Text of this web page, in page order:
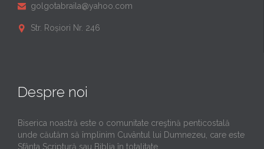
 golgotabraila@yahoo.com
 Str. Roșiori Nr. 246
Despre noi
Biserica noastră este o comunitate creştină penticostală
unde căutăm să împlinim Cuvântul lui Dumnezeu, care este
Sfânta Scriptură sau Biblia în totalitate.